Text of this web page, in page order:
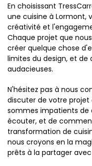
En choisissant
une cuisine à Lormont,
créativité et
Chaque projet que
créer quelque chose
limites du design, et de
audacieuses.
N'hésitez pas à nous
discuter de votre projet
sommes impatients de
écouter, et de
transformation de
nous croyons en la
prêts à la partager avec